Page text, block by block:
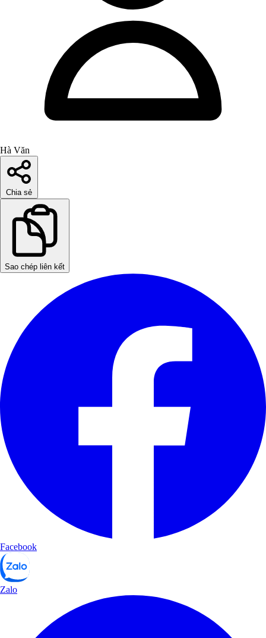
Hà Văn
Chia sẻ
Sao chép liên kết
Facebook
Zalo